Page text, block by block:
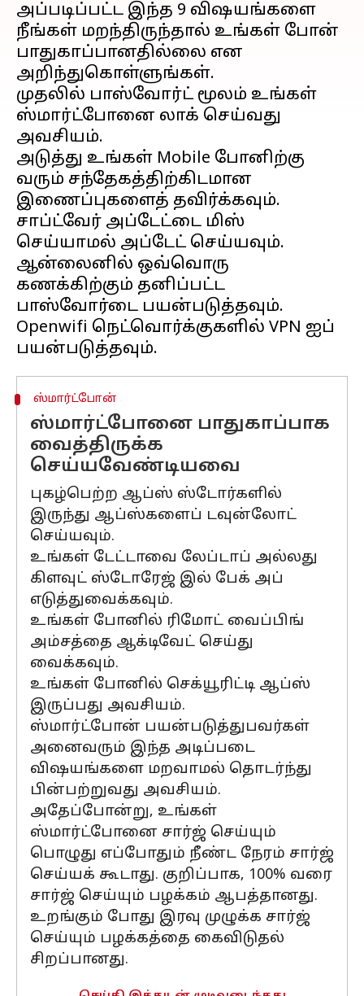
அப்படிப்பட்ட இந்த 9 விஷயங்களை
நீங்கள் மறந்திருந்தால் உங்கள் போன்
பாதுகாப்பானதில்லை என
அறிந்துகொள்ளுங்கள்.
முதலில் பாஸ்வோர்ட் மூலம் உங்கள்
ஸ்மார்ட்போனை லாக் செய்வது
அவசியம்.
அடுத்து உங்கள் Mobile போனிற்கு
வரும் சந்தேகத்திற்கிடமான
இணைப்புகளைத் தவிர்க்கவும்.
சாப்ட்வேர் அப்டேட்டை மிஸ்
செய்யாமல் அப்டேட் செய்யவும்.
ஆன்லைனில் ஒவ்வொரு
கணக்கிற்கும் தனிப்பட்ட
பாஸ்வோர்டை பயன்படுத்தவும்.
Openwifi நெட்வொர்க்குகளில் VPN ஐப்
ஸ்மார்ட்போன்
ஸ்மார்ட்போனை பாதுகாப்பாக
வைத்திருக்க
செய்யவேண்டியவை
புகழ்பெற்ற ஆப்ஸ் ஸ்டோர்களில்
இருந்து ஆப்ஸ்களைப் டவுன்லோட்
செய்யவும்.
உங்கள் டேட்டாவை லேப்டாப் அல்லது
கிளவுட் ஸ்டோரேஜ் இல் பேக் அப்
எடுத்துவைக்கவும்.
உங்கள் போனில் ரிமோட் வைப்பிங்
அம்சத்தை ஆக்டிவேட் செய்து
வைக்கவும்.
உங்கள் போனில் செக்யூரிட்டி ஆப்ஸ்
இருப்பது அவசியம்.
ஸ்மார்ட்போன் பயன்படுத்துபவர்கள்
அனைவரும் இந்த அடிப்படை
விஷயங்களை மறவாமல் தொடர்ந்து
பின்பற்றுவது அவசியம்.
அதேப்போன்று, உங்கள்
ஸ்மார்ட்போனை சார்ஜ் செய்யும்
பொழுது எப்போதும் நீண்ட நேரம் சார்ஜ்
செய்யக் கூடாது. குறிப்பாக, 100% வரை
சார்ஜ் செய்யும் பழக்கம் ஆபத்தானது.
உறங்கும் போது இரவு முழுக்க சார்ஜ்
செய்யும் பழக்கத்தை கைவிடுதல்
சிறப்பானது.